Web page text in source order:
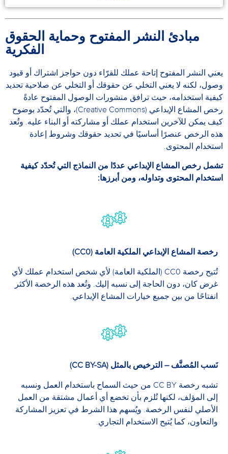
مبادئ النشر المفتوح وحماية الحقوق
الفكرية
يعني النشر المفتوح إتاحة عملك للقرّاء دون حواجز اشتراك أو قيود
وصول، لكنه لا يعني التخلي عن حقوقك أو التخلي عن صلاحية تحديد
كيفية استخدامه، حيث ترافق منشورات الوصول المفتوح عادةً
رخص المشاع الإبداعي (Creative Commons)، والتي تُحدّد بوضوح
كيف يمكن للآخرين استخدام عملك أو مشاركته أو البناء عليه. وتُعد
هذه الرخص عنصرًا أساسيًا في تحديد حقوقك وشروط إعادة
استخدام المحتوى.
تشمل رخص المشاع الإبداعي عددًا من النماذج التي تُحدّد كيفية
استخدام المحتوى وتداوله، ومن أبرزها:
رخصة المشاع الإبداعي الملكية العامة (CC0)
تُتيح رخصة CC0 (الملكية العامة) لأي شخص استخدام عملك لأي
غرض كان، دون الحاجة إلى نسبه إليك. وتُعد هذه الرخصة الأكثر
انفتاحًا من بين جميع خيارات المشاع الإبداعي.
نَسب المُصنَّف – الترخيص بالمثل (CC BY-SA)
تشبه رخصة CC BY من حيث السماح باستخدام العمل ونسبه
إلى المؤلف، لكنها تُلزم بأن تخضع أي أعمال مشتقة من العمل
الأصلي لنفس الرخصة. ويُسهم هذا الشرط في تعزيز المشاركة
والتعاون، كما يُتيح الاستخدام التجاري.